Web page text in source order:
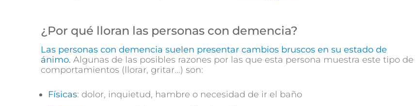
¿Por qué lloran las personas con demencia?
Las personas con demencia suelen presentar cambios bruscos en su estado de
ánimo. Algunas de las posibles razones por las que esta persona muestra este tipo de
comportamientos (llorar, gritar...) son:
Físicas: dolor, inquietud, hambre o necesidad de ir el baño